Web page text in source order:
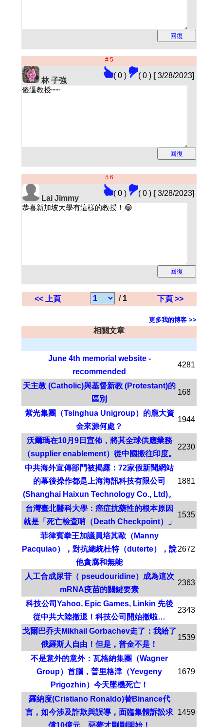
# 5
( 0 ) ( 0 ) [3/28/2023]
林 子強
# 6
( 0 ) ( 0 ) [3/28/2023]
Lai Jimmy
<< 上頁 / 1 下頁 >>
更多我的博客 >>
相關文章
June 4th memorial website -
recommended
4281
天主教 (Catholic)與基督新教 (Protestant)的
區別
168
紫光集團（Tsinghua Unigroup）的龐大資
金來源何處？
1944
沃爾瑪在10月9日宣佈，將其全球供應業務
（supplier enablement）從中國搬往印度。
2230
中共海外宣傳部門被揭露：72家假新聞網站
的幕後操作都是上海海訊科技有限公司
(Shanghai Haixun Technology Co., Ltd)。
1881
台灣臺北醫科大學：癌症抗藥性的根本原因
就是「死亡檢查哨（Death Checkpoint）」
1535
菲律賓拳王加議員培其歐（Manny
Pacquiao），對抗總統杜特（duterte），說
他貪腐和無能
2672
人工合成尿苷（ pseudouridine）成為這次
mRNA疫苗的關鍵要素
2363
科技公司Yahoo, Epic Games, Linkin 先後
從中共大陸撤退！科技公司開始撤啦…
2343
戈爾巴乔夫Mikhail Gorbachev走了：我給了
俄羅斯人自由！但是，普金不是！
1539
不是意外的意外：瓦格納集團（Wagner
Group）首腦，普里格津（Yevgeny
Prigozhin）今天墜機死亡！
1679
羅納度(Cristiano Ronaldo)替Binance代
言，如今涉及詐欺與誤導，面臨集體訴訟求
償10億元。惡夢才剛剛開始！
1459